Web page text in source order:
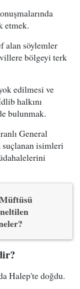
etmek.
alan söylemler
bölgeyi terk
edilmesi ve
halkını
bulunmak.
General
suçlanan isimleri
Halep'te doğdu.